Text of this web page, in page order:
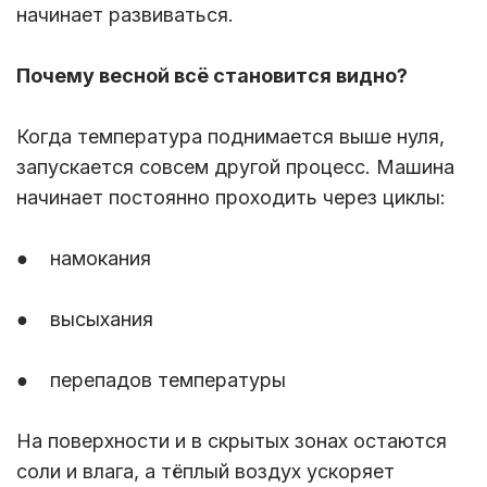
начинает развиваться.
Почему весной всё становится видно?
Когда температура поднимается выше нуля,
запускается совсем другой процесс. Машина
начинает постоянно проходить через циклы:
● намокания
● высыхания
● перепадов температуры
На поверхности и в скрытых зонах остаются
соли и влага, а тёплый воздух ускоряет